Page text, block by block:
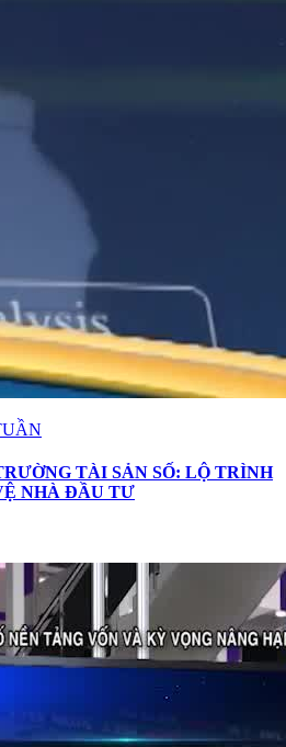
TÀI SẢN SỐ: LỘ TRÌNH
NHÀ ĐẦU TƯ